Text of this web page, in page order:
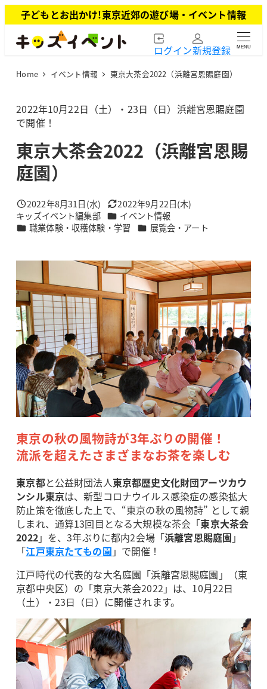
イ
子どもとお出かけ!東京近郊の遊び場・イベント情報
ログイン新規登録 MENU
Home イベント情報 東京大茶会2022（浜離宮恩賜庭園）
2022年10月22日（土）・23日（日）浜離宮恩賜庭園
で開催！
東京大茶会2022（浜離宮恩賜
庭園）
投稿日
2022年8月31日(水) 更新日
2022年9月22日(木)
著
者
キッズイベント編集部 カテゴリー
イベント情報
カテゴリー
職業体験・収穫体験・学習 カテゴリー
展覧会・アート
東京の秋の風物詩が3年ぶりの開催！
流派を超えたさまざまなお茶を楽しむ
東京都と公益財団法人東京都歴史文化財団アーツカウ
ンシル東京は、新型コロナウイルス感染症の感染拡大
防止策を徹底した上で、“東京の秋の風物詩” として親
しまれ、通算13回目となる大規模な茶会「東京大茶会
2022」を、3年ぶりに都内2会場「浜離宮恩賜庭園 」
「江戸東京たてもの園 」で開催！
江戸時代の代表的な大名庭園「浜離宮恩賜庭園」（東
京都中央区）の「東京大茶会2022」は、10月22日
（土）・23日（日）に開催されます。